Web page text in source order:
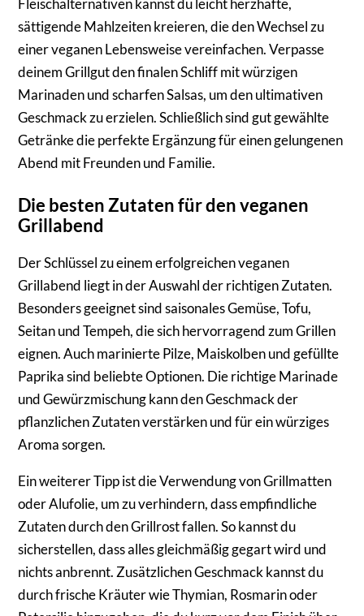
Fleischalternativen kannst du leicht herzhafte,
sättigende Mahlzeiten kreieren, die den Wechsel zu
einer veganen Lebensweise vereinfachen. Verpasse
deinem Grillgut den finalen Schliff mit würzigen
Marinaden und scharfen Salsas, um den ultimativen
Geschmack zu erzielen. Schließlich sind gut gewählte
Getränke die perfekte Ergänzung für einen gelungenen
Abend mit Freunden und Familie.
Die besten Zutaten für den veganen
Grillabend
Der Schlüssel zu einem erfolgreichen veganen
Grillabend liegt in der Auswahl der richtigen Zutaten.
Besonders geeignet sind saisonales Gemüse, Tofu,
Seitan und Tempeh, die sich hervorragend zum Grillen
eignen. Auch marinierte Pilze, Maiskolben und gefüllte
Paprika sind beliebte Optionen. Die richtige Marinade
und Gewürzmischung kann den Geschmack der
pflanzlichen Zutaten verstärken und für ein würziges
Aroma sorgen.
Ein weiterer Tipp ist die Verwendung von Grillmatten
oder Alufolie, um zu verhindern, dass empfindliche
Zutaten durch den Grillrost fallen. So kannst du
sicherstellen, dass alles gleichmäßig gegart wird und
nichts anbrennt. Zusätzlichen Geschmack kannst du
durch frische Kräuter wie Thymian, Rosmarin oder